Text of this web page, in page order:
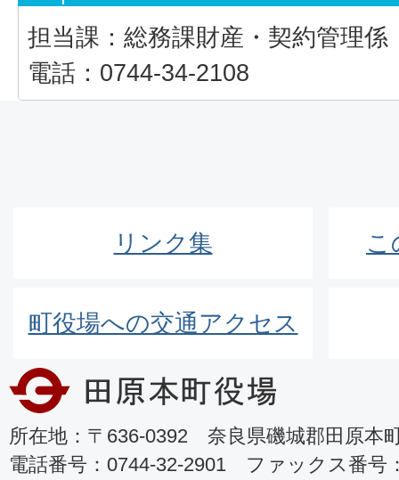
担当課：総務課財産・契約管理係
電話：0744-34-2108
リンク集 こ
町役場への交通アクセス
所在地：〒636-0392 奈良県磯城郡田原本
電話番号：0744-32-2901 ファックス番号